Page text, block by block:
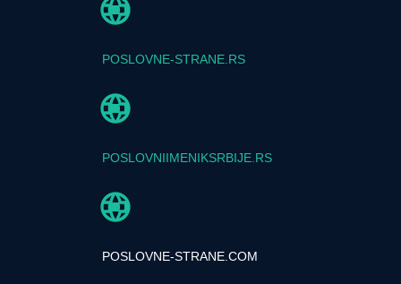
POSLOVNE-STRANE.RS
POSLOVNIIMENIKSRBIJE.RS
POSLOVNE-STRANE.COM